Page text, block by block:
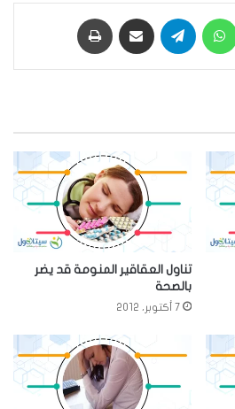
تناول العقاقير المنومة قد يضر
بالصحة
7 أكتوبر، 2012